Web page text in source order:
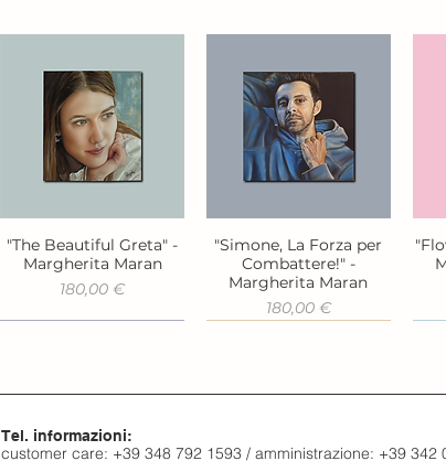
Vista rapida
"The Beautiful Greta" -
Margherita Maran
Prezzo
180,00 €
Vista rapida
"Simone, La Forza per
Combattere!" -
Margherita Maran
Prezzo
180,00 €
Tel. informazioni:
customer care: +39 348 792 1593 / amministrazione: +39 342